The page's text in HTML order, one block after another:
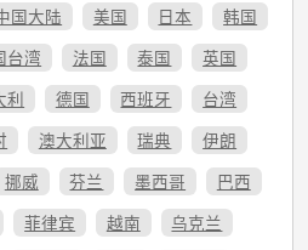
国大陆 美国 日本
韩国
台湾 法国 泰国
英国
利 德国 西班牙
台湾
澳大利亚 瑞典
伊朗
挪威 芬兰 墨西哥
巴西
菲律宾 越南
乌克兰